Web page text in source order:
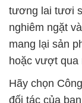
chất Bột
Metabisulfit tại
# Đơn vị cung
Sodium
Thành phố Hồ
# Địa chỉ